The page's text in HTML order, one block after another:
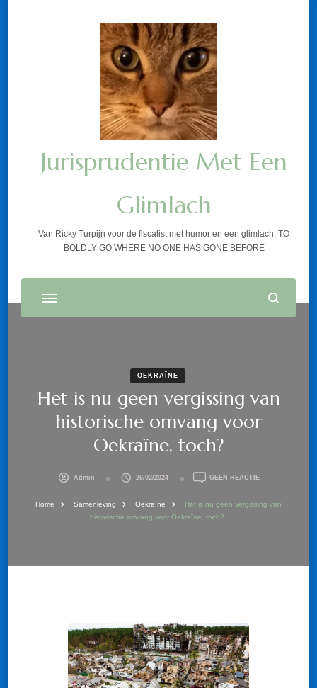
Jurisprudentie Met Een
Glimlach
Van Ricky Turpijn voor de fiscalist met humor en een glimlach: TO
BOLDLY GO WHERE NO ONE HAS GONE BEFORE
OEKRAÏNE
Het is nu geen vergissing van
historische omvang voor
Oekraïne, toch?
Admin 26/02/2024 GEEN REACTIEOP
NU
Home Samenleving Oekraïne
Het is nu geen vergissing van
historische omvang voor Oekraïne, toch?